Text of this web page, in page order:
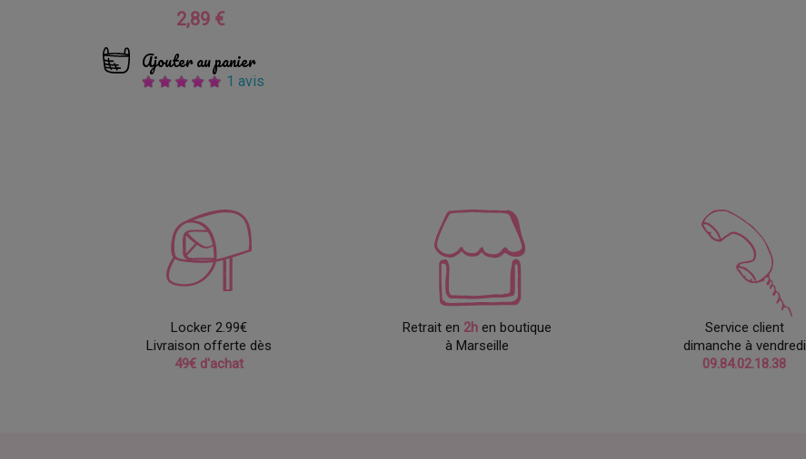
Prix
2,89 €
Ajouter au panier
1 avis
Locker 2.99€
Livraison offerte dès
49€ d'achat
Retrait en 2hen boutique
à Marseille
Service client
dimanche à vendredi
09.84.02.18.38